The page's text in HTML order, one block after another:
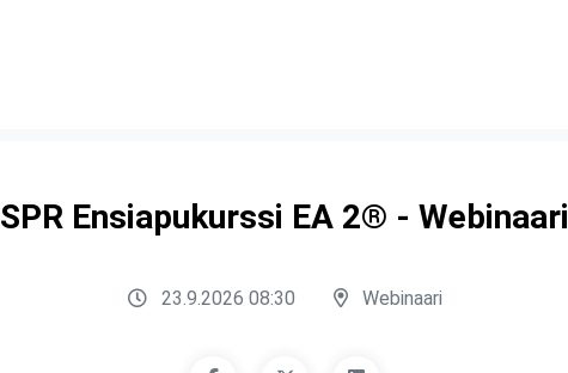
SPR Ensiapukurssi EA 2® - Webinaari
23.9.2026 08:30 Webinaari